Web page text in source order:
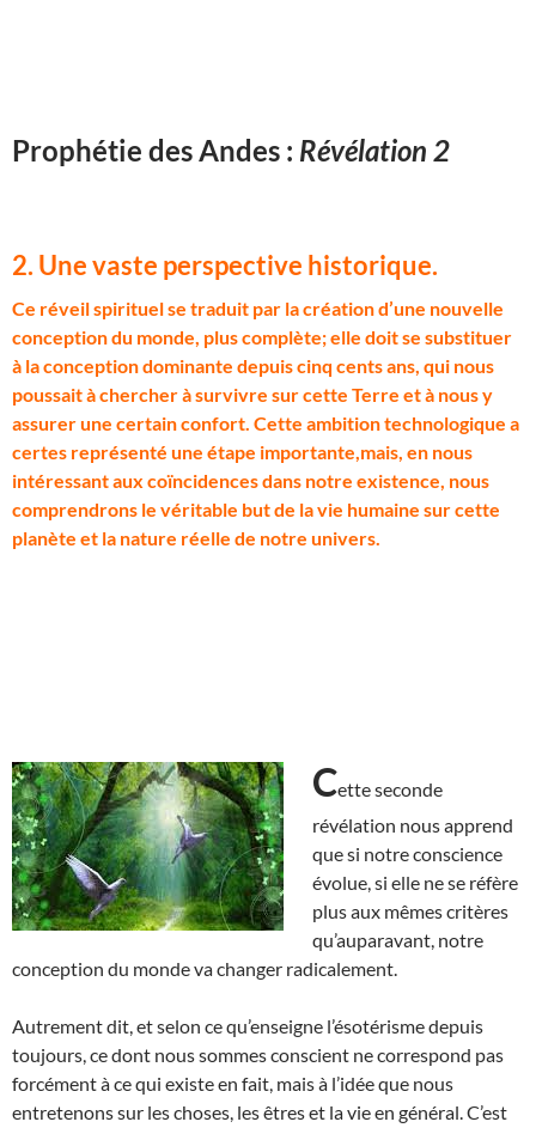
Prophétie des Andes : Révélation 2
2. Une vaste perspective historique.
Ce réveil spirituel se traduit par la création d’une nouvelle
conception du monde, plus complète; elle doit se substituer
à la conception dominante depuis cinq cents ans, qui nous
poussait à chercher à survivre sur cette Terre et à nous y
assurer une certain confort. Cette ambition technologique a
certes représenté une étape importante,mais, en nous
intéressant aux coïncidences dans notre existence, nous
comprendrons le véritable but de la vie humaine sur cette
planète et la nature réelle de notre univers.
Cette seconde
révélation nous apprend
que si notre conscience
évolue, si elle ne se réfère
plus aux mêmes critères
qu’auparavant, notre
conception du monde va changer radicalement.
Autrement dit, et selon ce qu’enseigne l’ésotérisme depuis
toujours, ce dont nous sommes conscient ne correspond pas
forcément à ce qui existe en fait, mais à l’idée que nous
entretenons sur les choses, les êtres et la vie en général. C’est